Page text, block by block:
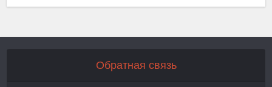
Обратная связь